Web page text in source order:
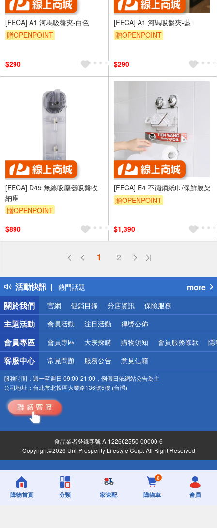
[FECA] A1 河馬吸盤夾-白色
贈OPENPOINT
$290
[FECA] A1 河馬吸盤夾-藍
贈OPENPOINT
$290
[FECA] D49 無線吸塵器吸盤收
納座
贈OPENPOINT
$890
[FECA] E4 不鏽鋼紙巾/保鮮膜架
贈OPENPOINT
$1,390
1 2
活動快訊
偏遠地區配送
得獎公告
熱門話題
銀行優惠
偏遠地區配送
詐騙網頁！請小心！
more
關於我們
官網 促銷目錄 分店資訊 保險服務
主題活動 會員活動 注目活動 得獎公佈
會員專區 會員專區 大宗採購 購物須知 會員服務條款 隱
客服中心 常見問題 服務公告 意見信箱
服務時間： 週一至週日 09:00-21:00，例假日依網站公告為主
公司地址： 台北市北投區大業路136號5樓 (台灣)
食品業者登錄字號 A-122662550-00000-6
Copyright©2026 Uni-Prosperity Lifestyle Corp. All Right Reserved
購物首頁 分類 家速配
0
購物車 會員